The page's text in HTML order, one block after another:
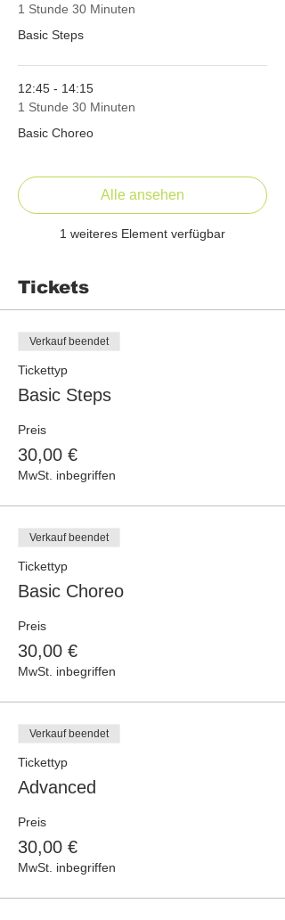
💰Preis
2 Classes 55,00 €
3 Classes 80,00 €
1 Stunde 30 Minuten
Basic Steps
12:45 - 14:15
1 Stunde 30 Minuten
Basic Choreo
1 weiteres Element verfügbar
Alle ansehen
Tickets
Verkauf beendet
Tickettyp
Basic Steps
Preis
30,00 €
MwSt. inbegriffen
Verkauf beendet
Tickettyp
Basic Choreo
Preis
30,00 €
MwSt. inbegriffen
Verkauf beendet
Tickettyp
Advanced
Preis
30,00 €
MwSt. inbegriffen